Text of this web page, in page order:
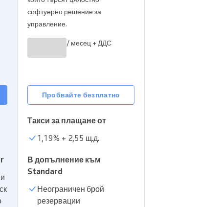
Прочетете повече
софтуерно решение за
управление.
/ месец + ДДС
Пробвайте безплатно
Такси за плащане от
1,19% + 2,55 щ.д.
В допълнение към
Standard
Неограничен брой
резервации